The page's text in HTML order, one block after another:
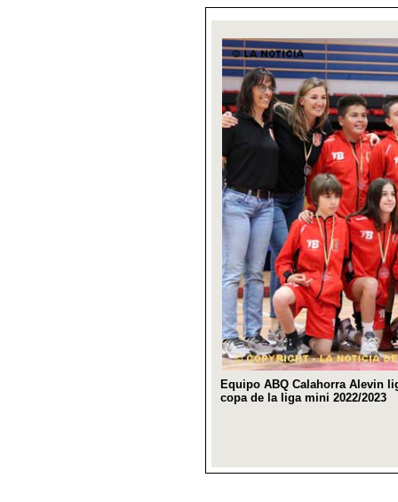
Equipo ABQ Calahorra Alevin
copa de la liga mini 2022/2023